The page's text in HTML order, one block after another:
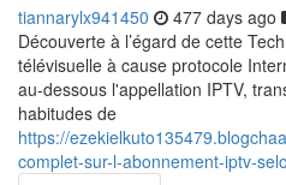
tiannarylx941450 477 days ago
Découverte à l’égard de cette
télévisuelle à cause protocole
au-dessous l'appellation IPTV,
habitudes de
https://
complet-sur-l-abonnement-iptv-